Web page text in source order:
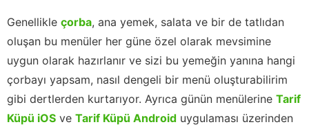
Genellikle çorba, ana yemek, salata ve bir de tatlıdan
oluşan bu menüler her güne özel olarak mevsimine
uygun olarak hazırlanır ve sizi bu yemeğin yanına hangi
çorbayı yapsam, nasıl dengeli bir menü oluşturabilirim
gibi dertlerden kurtarıyor. Ayrıca günün menülerine Tarif
Küpü iOS ve Tarif Küpü Android uygulaması üzerinden